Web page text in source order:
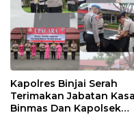
Kapolres Binjai Serah
Terimakan Jabatan
Binmas Dan Kapolsek